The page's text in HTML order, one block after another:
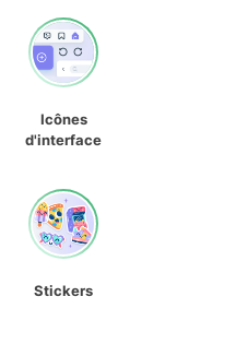
Icônes
d'interface
Stickers